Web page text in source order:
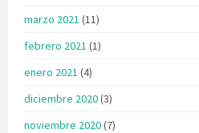
marzo 2021 (11)
febrero 2021 (1)
enero 2021 (4)
diciembre 2020(3)
noviembre 2020(7)